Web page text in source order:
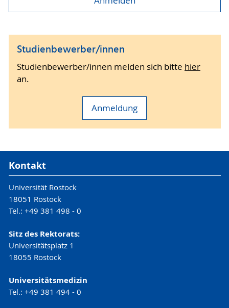
Studienbewerber/innen
Studienbewerber/innen melden sich bitte hier
an.
Anmeldung
Kontakt
Universität Rostock
18051 Rostock
Tel.: +49 381 498 - 0
Sitz des Rektorats:
Universitätsplatz 1
18055 Rostock
Universitätsmedizin
Tel.: +49 381 494 - 0